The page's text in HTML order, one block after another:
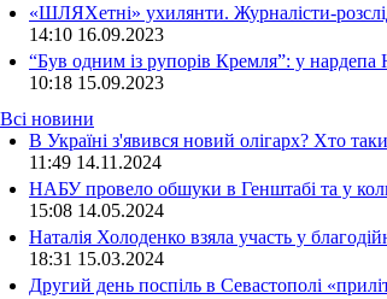
«ШЛЯХетні» ухилянти. Журналісти-
14:10 16.09.2023
“Був одним із рупорів Кремля”: у
10:18 15.09.2023
Всі новини
В Україні з'явився новий олігарх? Хто
11:49 14.11.2024
НАБУ провело обшуки в Генштабі та у
15:08 14.05.2024
Наталія Холоденко взяла участь у
18:31 15.03.2024
Другий день поспіль в Севастополі